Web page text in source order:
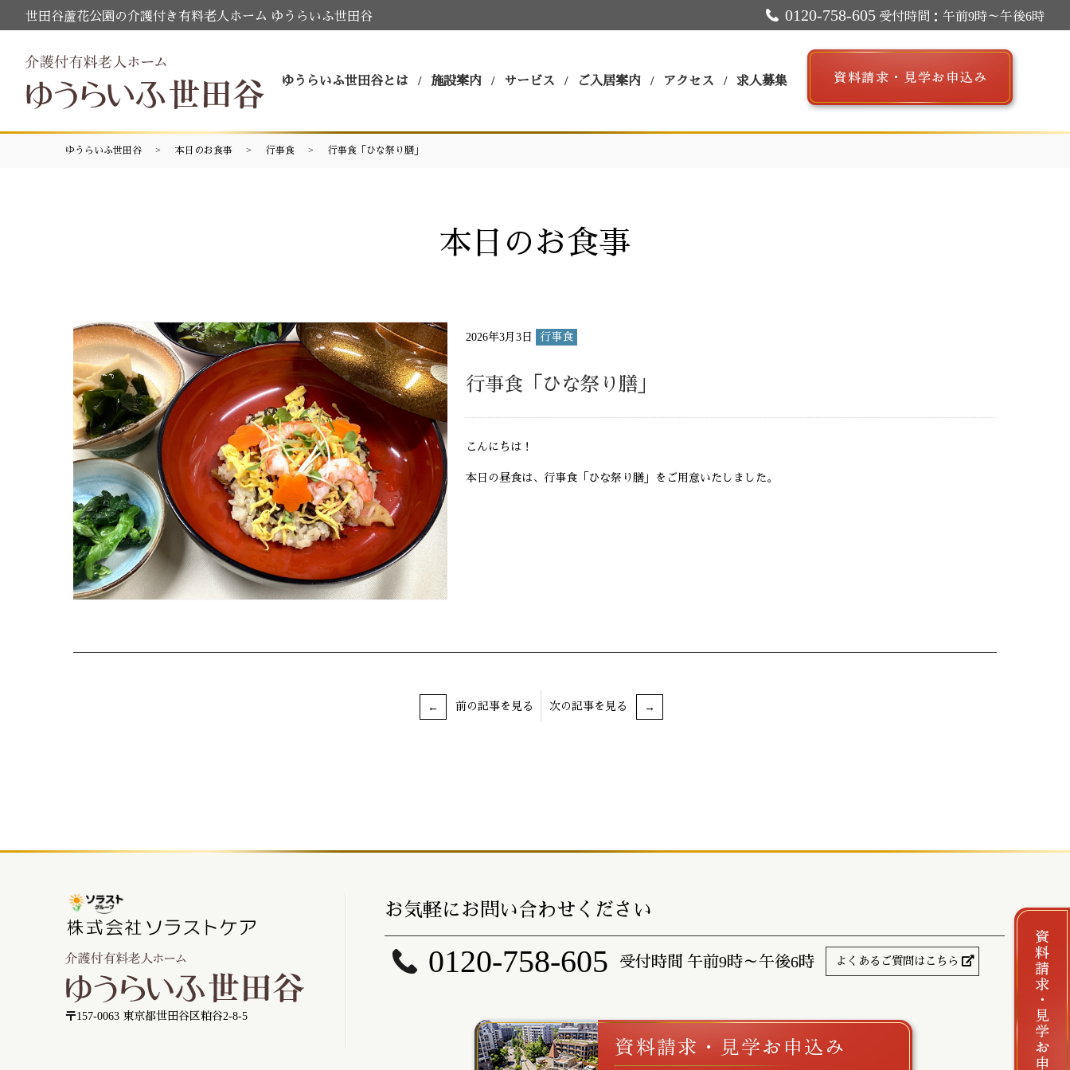
世田谷蘆花公園の介護付き有料老人ホーム ゆうらいふ世田谷 0120-758-605 受付時間：午前9時～午後6時
ゆうらいふ世田谷とは 施設案内 サービス ご入居案内 アクセス 求人募集
ゆうらいふ世田谷 本日のお食事 行事食 行事食「ひな祭り膳」
本日のお食事
2026年3月3日 行事食
行事食「ひな祭り膳」
こんにちは！
本日の昼食は、行事食「ひな祭り膳」をご用意いたしました。
前の記事を見る 次の記事を見る
〒157-0063 東京都世田谷区粕谷2-8-5
お気軽にお問い合わせください
0120-758-605 受付時間 午前9時～午後6時 よくあるご質問はこちら